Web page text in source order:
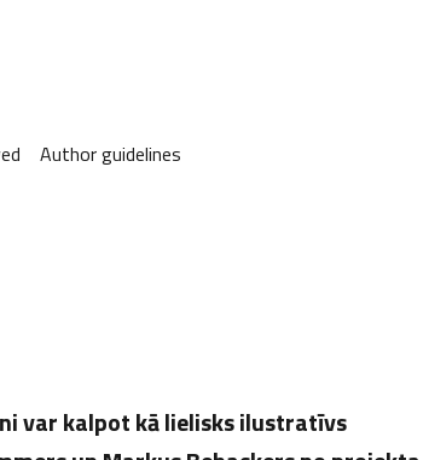
Author guidelines
var kalpot kā lielisks ilustratīvs